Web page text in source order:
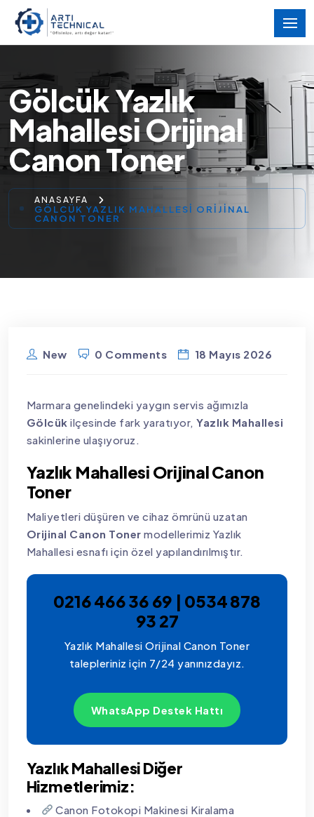
Gölcük Yazlık
Mahallesi Orijinal
Canon Toner
ANASAYFA
GÖLCÜK YAZLIK MAHALLESI ORIJINAL
CANON TONER
New 0 Comments 18 Mayıs 2026
Marmara genelindeki yaygın servis ağımızla
Gölcük ilçesinde fark yaratıyor,Yazlık Mahallesi
sakinlerine ulaşıyoruz.
Yazlık Mahallesi Orijinal Canon
Toner
Maliyetleri düşüren ve cihaz ömrünü uzatan
Orijinal Canon Toner modellerimiz Yazlık
Mahallesi esnafı için özel yapılandırılmıştır.
0216 466 36 69 | 0534 878
93 27
Yazlık Mahallesi Orijinal Canon Toner
talepleriniz için 7/24 yanınızdayız.
WhatsApp Destek Hattı
Yazlık Mahallesi Diğer
Hizmetlerimiz:
Canon Fotokopi Makinesi Kiralama